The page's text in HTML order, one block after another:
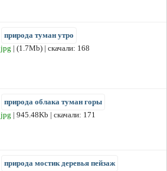
природа туман утро
jpg | (1.7Mb) | скачали: 168
природа облака туман горы
jpg | 945.48Kb | скачали: 171
природа мостик деревья пейзаж